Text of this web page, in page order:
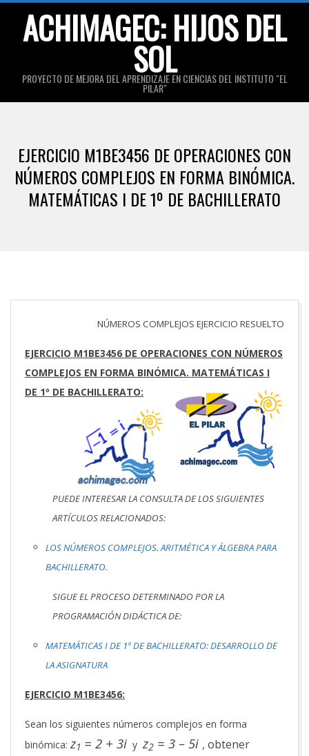
ACHIMAGEC: HIJOS DEL
SOL
PROYECTO DE MEJORA DEL APRENDIZAJE EN CIENCIAS DEL INSTITUTO "EL
PILAR"
Menu
EJERCICIO M1BE3456 DE OPERACIONES CON
NÚMEROS COMPLEJOS EN FORMA BINÓMICA.
MATEMÁTICAS I DE 1º DE BACHILLERATO
NÚMEROS COMPLEJOS EJERCICIO RESUELTO
EJERCICIO M1BE3456 DE OPERACIONES CON NÚMEROS
COMPLEJOS EN FORMA BINÓMICA. MATEMÁTICAS I
DE 1º DE BACHILLERATO:
PUEDE INTERESAR LA CONSULTA DE LOS SIGUIENTES
ARTÍCULOS RELACIONADOS:
LOS NÚMEROS COMPLEJOS. ARITMÉTICA Y ÁLGEBRA PARA
BACHILLERATO.
SIGUE EL PROCESO DETERMINADO POR LA
PROGRAMACIÓN DIDÁCTICA DE:
MATEMÁTICAS I DE 1º DE BACHILLERATO: DESARROLLO DE
LA ASIGNATURA
EJERCICIO M1BE3456:
Sean los siguientes números complejos en forma
binómica: z1 = 2 + 3i y z2 = 3 – 5i , obtener